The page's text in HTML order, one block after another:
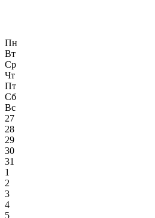
Пн
Вт
Ср
Чт
Пт
Сб
Вс
27
28
29
30
31
1
2
3
4
5